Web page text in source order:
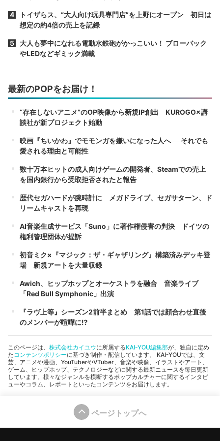
トイザらス、“大人向け玩具専門店”を上野にオープン 初日は
想定の約4倍の売上を記録
大人も夢中になれる電動水鉄砲がかっこいい！ ブローバック
やLEDなどギミック満載
最新のPOPをお届け！
“存在しないアニメ”のOP映像から新規IP創出 KUROGO×講
談社が新プロジェクト始動
映画『ちいかわ』でモモンガを嫌いになった人へ──それでも
愛される理由と可能性
数十万本ヒットの成人向けゲームの開発者、Steamでの売上
を国内銀行から受取拒否されたと報告
歴代セガハードが腕時計に メガドライブ、セガサターン、ド
リームキャストを再現
AI音楽生成サービス「Suno」に著作権侵害の判決 ドイツの
権利管理団体が提訴
初音ミク×『マジック：ザ・ギャザリング』構築済みデッキ登
場 新規アートを大量収録
Awich、ヒップホップとオーケストラを融合 音楽ライブ
「Red Bull Symphonic」出演
『ラヴ上等』シーズン2前半まとめ 第1話では顔合わせ直後
のメンバーが喧嘩に⁉︎
このページは、 株式会社カイユウに所属するKAI-YOU編集部が、独自に定め
たコンテンツポリシーに基づき制作・配信しています。 KAI-YOUでは、文
芸、アニメや漫画、YouTuberやVTuber、音楽や映像、イラストやアート、
ゲーム、ヒップホップ、テクノロジーなどに関する最新ニュースを毎日更新
しています。様々なジャンルを横断するポップカルチャーに関するインタビ
ューやコラム、レポートといったコンテンツをお届けします。
ページトップへ